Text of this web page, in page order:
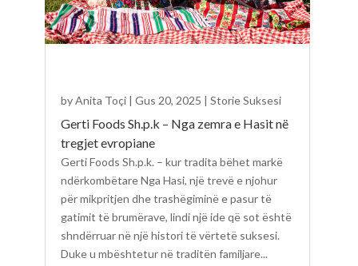
Gerti Foods Sh.p.k – Nga zemra e Hasit në
tregjet evropiane
byAnita Toçi| Gus 20, 2025 | Storie Suksesi
Gerti Foods Sh.p.k. – kur tradita bëhet markë
ndërkombëtare Nga Hasi, një trevë e njohur
për mikpritjen dhe trashëgiminë e pasur të
gatimit të brumërave, lindi një ide që sot është
shndërruar në një histori të vërtetë suksesi.
Duke u mbështetur në traditën familjare...